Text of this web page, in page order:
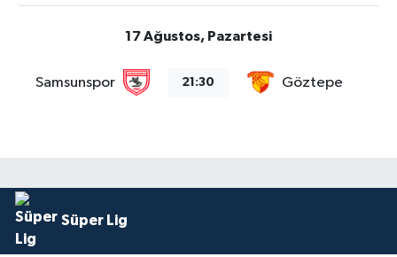
17 Ağustos, Pazartesi
Samsunspor 21:30 Göztepe
Süper Lig